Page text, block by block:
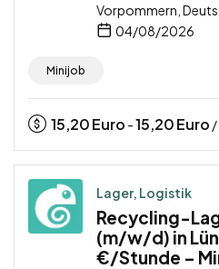
Vorpommern,
04/08/2026
Minijob
15,20Euro -15,20Euro /
Lager, Logistik
Recycling-
(m/w/d) in
€/Stunde –